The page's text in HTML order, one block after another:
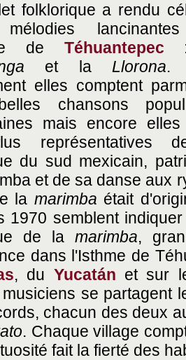
folklorique a rendu
de Téhuantepec
et la Llorona.
elles comptent
chansons
mais encore
représentatives
du sud mexicain,
et de sa danse aux
la marimba était
1970 semblent
de lamarimba,
dans l'Isthme de
, du Yucatán et sur
se partagent
chacun des deux
. Chaque village
fait la fierté des